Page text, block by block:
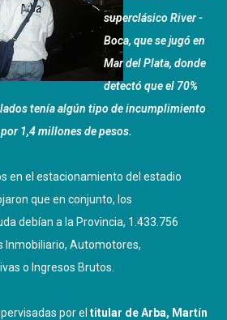
superclásico River -
Boca, que se jugó en
Mar del Plata, donde
detectó que el 70%
tenía algún tipo de incumplimiento
1,4 millones de pesos.
en el estacionamiento del estadio
que en conjunto, los
debían a la Provincia, 1.433.756
Inmobiliario, Automotores,
o Ingresos Brutos.
por el titular de Arba, Martín